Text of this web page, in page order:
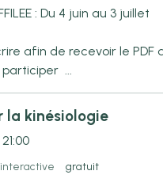
: Du 4 juin au 3 juillet
afin de recevoir le
...
la kinésiologie
gratuit